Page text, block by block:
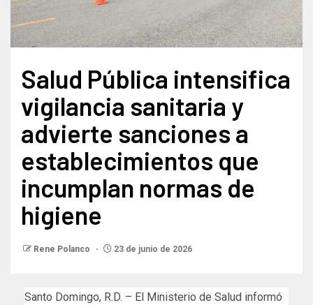
Salud Pública intensifica
vigilancia sanitaria y
advierte sanciones a
establecimientos que
incumplan normas de
higiene
Rene Polanco 23 de junio de 2026
Santo Domingo, R.D. – El Ministerio de Salud informó